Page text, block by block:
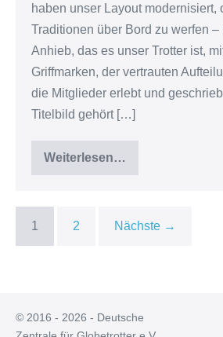
in
neuem
Design
haben unser Layout modernisiert,
Traditionen über Bord zu werfen –
Anhieb, das es unser Trotter ist,
Griffmarken, der vertrauten
die Mitglieder erlebt und
Titelbild gehört […]
Weiterlesen…
Neuer
neuem
1 2 Nächste →
© 2016 - 2026 - Deutsche